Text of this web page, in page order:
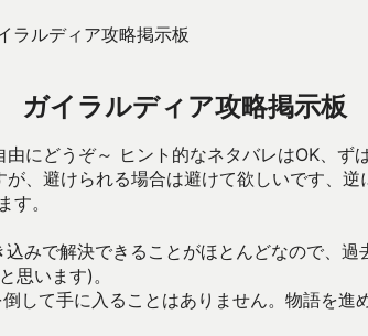
ラルディア攻略掲示板
ガイラルディア攻略掲示板
にどうぞ～ ヒント的なネタバレはOK、ず
、避けられる場合は避けて欲しいです、
す。
みで解決できることがほとんどなので、過
思います)。
て手に入ることはありません。物語を進